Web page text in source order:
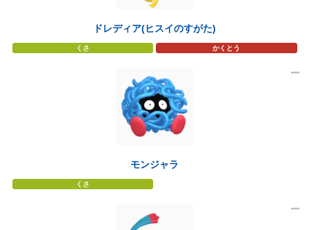
ドレディア(ヒスイのすがた)
くさ かくとう
モンジャラ
くさ